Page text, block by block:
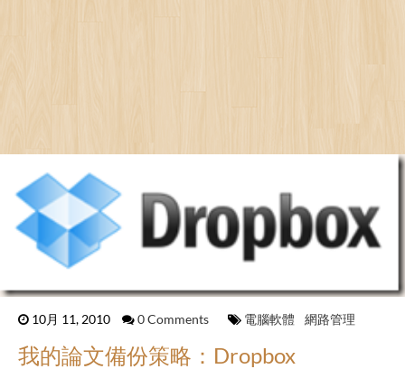
10月 11, 2010 0 Comments 電腦軟體 網路管理
我的論文備份策略：Dropbox